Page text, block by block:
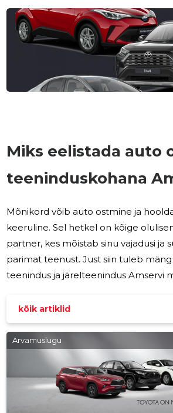
Miks eelistada auto
teeninduskohana
Mõnikord võib auto ostmine ja
keeruline. Sel hetkel on kõige
partner, kes mõistab sinu vajadusi ja
parimat teenust. Just siin tuleb mängu
teenindus ja järelteenindus Amservi mitmekümne aasta
professionaalsuse standardiks. Me ei
lahendama klientide probleeme,
muuta nende päev paremaks. Me
pakkudes meeldejäävat kogemust ja
läbi meile sobivate toodete ning
teeninduse. Strateegilised
kõik artiklid
Arvamuslugu